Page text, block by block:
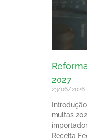
2027
23/06/2026
multas
Receita